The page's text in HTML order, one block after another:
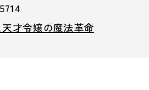
才令嬢の魔法革命